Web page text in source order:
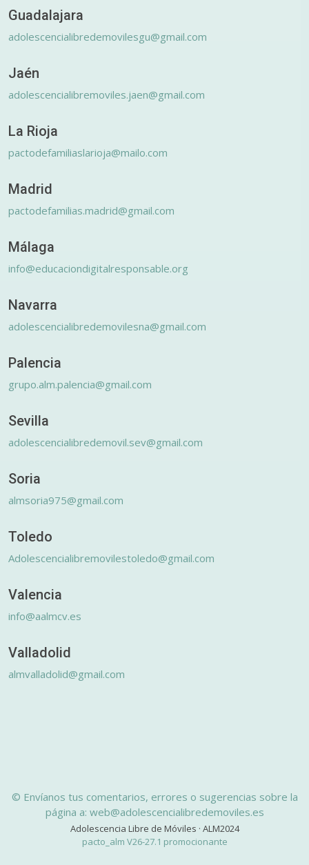
Guadalajara
adolescencialibredemovilesgu@gmail.com
Jaén
adolescencialibremoviles.jaen@gmail.com
La Rioja
pactodefamiliaslarioja@mailo.com
Madrid
pactodefamilias.madrid@gmail.com
Málaga
info@educaciondigitalresponsable.org
Navarra
adolescencialibredemovilesna@gmail.com
Palencia
grupo.alm.palencia@gmail.com
Sevilla
adolescencialibredemovil.sev@gmail.com
Soria
almsoria975@gmail.com
Toledo
Adolescencialibremovilestoledo@gmail.com
Valencia
info@aalmcv.es
Valladolid
almvalladolid@gmail.com
© Envíanos tus comentarios, errores o sugerencias sobre la
página a: web@adolescencialibredemoviles.es
Adolescencia Libre de Móviles · ALM2024
pacto_alm V26-27.1 promocionante